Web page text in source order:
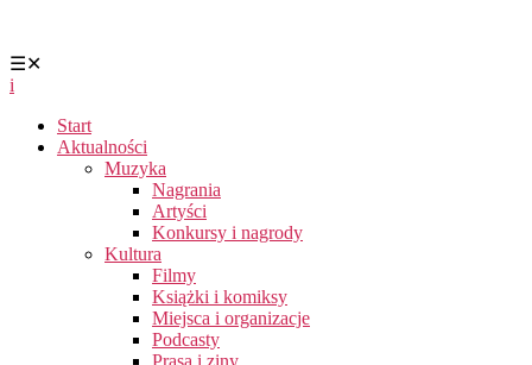
☰✕
i
Start
Aktualności
Muzyka
Nagrania
Artyści
Konkursy i nagrody
Kultura
Filmy
Książki i komiksy
Miejsca i organizacje
Podcasty
Prasa i ziny